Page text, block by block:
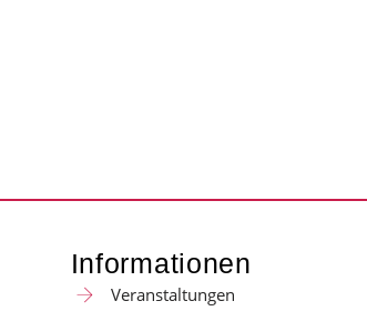
Informationen
Veranstaltungen